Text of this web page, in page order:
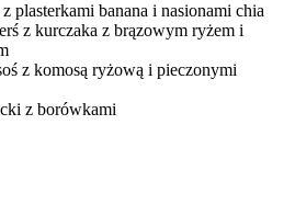
plasterkami banana i nasionami chia
z kurczaka z brązowym ryżem i
z komosą ryżową i pieczonymi
z borówkami